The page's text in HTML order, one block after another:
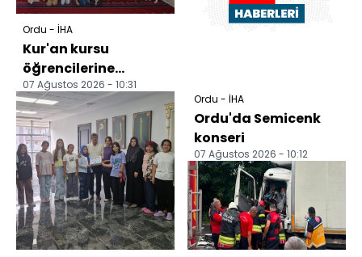
Ordu - İHA
Kur'an kursu
öğrencilerine
uygulamalı trafik
eğitimi
07 Ağustos 2026 - 10:31
Ordu - İHA
Ordu'da Semicenk
konseri
07 Ağustos 2026 - 10:12